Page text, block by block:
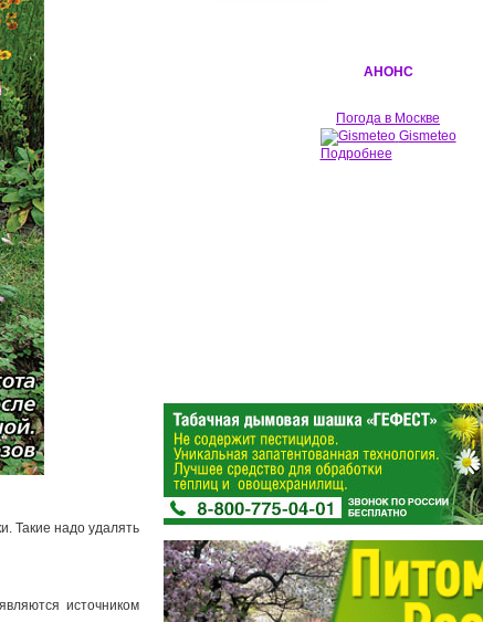
Такие надо удалять
источником
АНОНС
Погода в Москве
Gismeteo
Подробнее